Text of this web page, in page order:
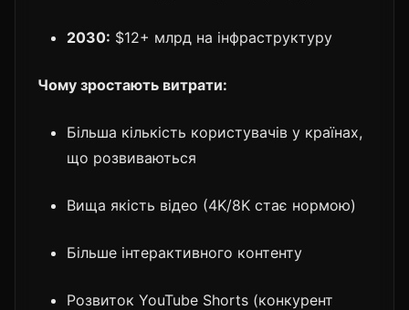
2030: $12+ млрд на інфраструктуру
Чому зростають витрати:
Більша кількість користувачів у країнах,
що розвиваються
Вища якість відео (4K/8K стає нормою)
Більше інтерактивного контенту
Розвиток YouTube Shorts (конкурент